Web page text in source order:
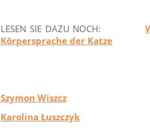
LESEN SIE DAZU NOCH:
Körpersprache der Katze
Szymon Wiszcz
Karolina Łuszczyk